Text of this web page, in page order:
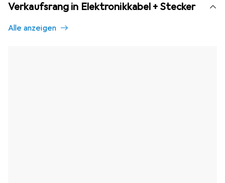
Verkaufsrang in Elektronikkabel + Stecker
Alle anzeigen